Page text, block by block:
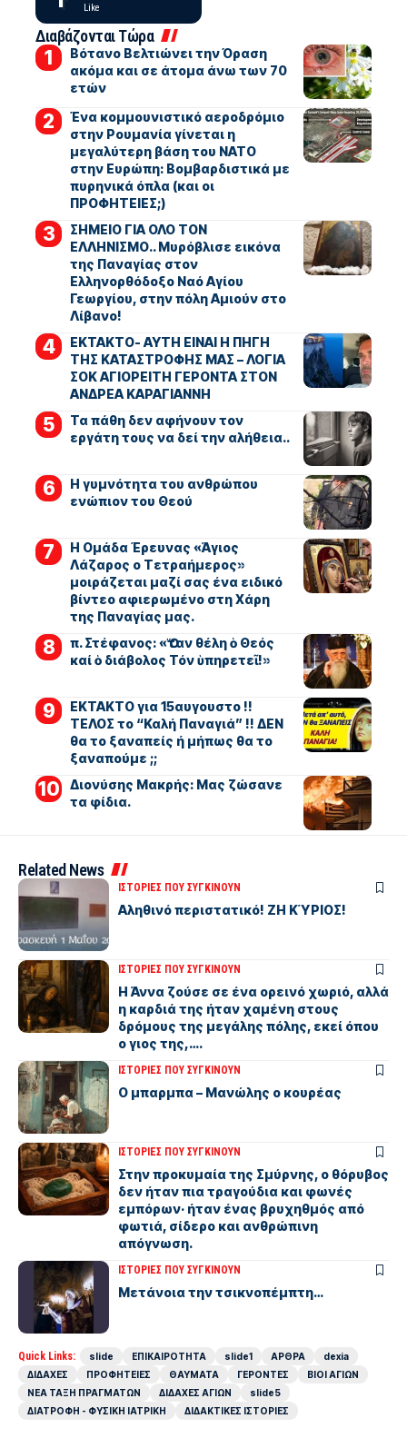
Like
Διαβάζονται Τώρα
Βότανο Βελτιώνει την Όραση
ακόμα και σε άτομα άνω των 70
ετών
Ένα κομμουνιστικό αεροδρόμιο
στην Ρουμανία γίνεται η
μεγαλύτερη βάση του ΝΑΤΟ
στην Ευρώπη: Βομβαρδιστικά με
πυρηνικά όπλα (και οι
ΠΡΟΦΗΤΕΙΕΣ;)
ΣΗΜΕΙΟ ΓΙΑ ΟΛΟ ΤΟΝ
ΕΛΛΗΝΙΣΜΟ.. Μυρόβλισε εικόνα
της Παναγίας στον
Ελληνορθόδοξο Ναό Αγίου
Γεωργίου, στην πόλη Αμιούν στο
Λίβανο!
ΕΚΤΑΚΤΟ- ΑΥΤΗ ΕΙΝΑΙ Η ΠΗΓΗ
ΤΗΣ ΚΑΤΑΣΤΡΟΦΗΣ ΜΑΣ – ΛΟΓΙΑ
ΣΟΚ ΑΓΙΟΡΕΙΤΗ ΓΕΡΟΝΤΑ ΣΤΟΝ
ΑΝΔΡΕΑ ΚΑΡΑΓΙΑΝΝΗ
Τα πάθη δεν αφήνουν τον
εργάτη τους να δεί την αλήθεια..
Η γυμνότητα του ανθρώπου
ενώπιον του Θεού
Η Ομάδα Έρευνας «Άγιος
Λάζαρος ο Τετραήμερος»
μοιράζεται μαζί σας ένα ειδικό
βίντεο αφιερωμένο στη Χάρη
της Παναγίας μας.
π. Στέφανος: «Ὅταν θέλη ὁ Θεός
καί ὁ διάβολος Τόν ὑπηρετεῖ!»
ΕΚΤΑΚΤΟ για 15αυγουστο !!
ΤΕΛΟΣ το “Καλή Παναγιά” !! ΔΕΝ
θα το ξαναπείς ή μήπως θα το
ξαναπούμε ;;
Διονύσης Μακρής: Μας ζώσανε
τα φίδια.
Related News
ΙΣΤΟΡΙΕΣ ΠΟΥ ΣΥΓΚΙΝΟΥΝ
Αληθινό περιστατικό! ΖΗ ΚΎΡΙΟΣ!
ΙΣΤΟΡΙΕΣ ΠΟΥ ΣΥΓΚΙΝΟΥΝ
Η Άννα ζούσε σε ένα ορεινό χωριό, αλλά
η καρδιά της ήταν χαμένη στους
δρόμους της μεγάλης πόλης, εκεί όπου
ο γιος της,….
ΙΣΤΟΡΙΕΣ ΠΟΥ ΣΥΓΚΙΝΟΥΝ
Ο μπαρμπα – Μανώλης ο κουρέας
ΙΣΤΟΡΙΕΣ ΠΟΥ ΣΥΓΚΙΝΟΥΝ
Στην προκυμαία της Σμύρνης, ο θόρυβος
δεν ήταν πια τραγούδια και φωνές
εμπόρων· ήταν ένας βρυχηθμός από
φωτιά, σίδερο και ανθρώπινη
απόγνωση.
ΙΣΤΟΡΙΕΣ ΠΟΥ ΣΥΓΚΙΝΟΥΝ
Μετάνοια την τσικνοπέμπτη…
Quick Links: slide ΕΠΙΚΑΙΡΟΤΗΤΑ slide1 ΑΡΘΡΑ
dexia
ΔΙΔΑΧΕΣ
ΠΡΟΦΗΤΕΙΕΣ ΘΑΥΜΑΤΑ ΓΕΡΟΝΤΕΣ
ΒΙΟΙ ΑΓΙΩΝ
ΝΕΑ ΤΑΞΗ ΠΡΑΓΜΑΤΩΝ
ΔΙΔΑΧΕΣ ΑΓΙΩΝ
slide5
ΔΙΑΤΡΟΦΗ - ΦΥΣΙΚΗ ΙΑΤΡΙΚΗ
ΔΙΔΑΚΤΙΚΕΣ ΙΣΤΟΡΙΕΣ